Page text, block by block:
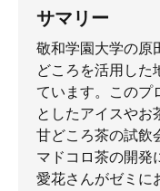
サマリー
敬和学園大学の原
どころを活用した
ています。このプ
としたアイスやお
甘どころ茶の試飲
マドコロ茶の開発
愛花さんがゼミに